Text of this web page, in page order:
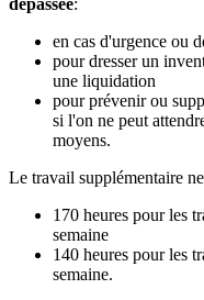
en cas d'urgence ou
pour dresser un
une liquidation
pour prévenir ou
si l'on ne peut
moyens.
Le travail supplémentaire
170 heures pour les
semaine
140 heures pour les
semaine.